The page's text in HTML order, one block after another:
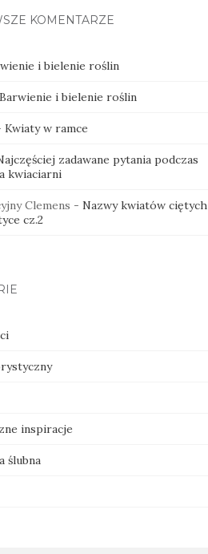
KOMENTARZE
i bielenie roślin
Barwienie i bielenie roślin
Kwiaty w ramce
zadawane pytania podczas
kwiaciarni
Clemens - Nazwy kwiatów ciętych
cz.2
inspiracje
ślubna